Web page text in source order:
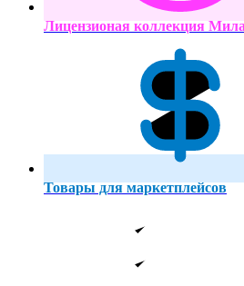
Лицензионая коллекция
Товары для маркетплейсов